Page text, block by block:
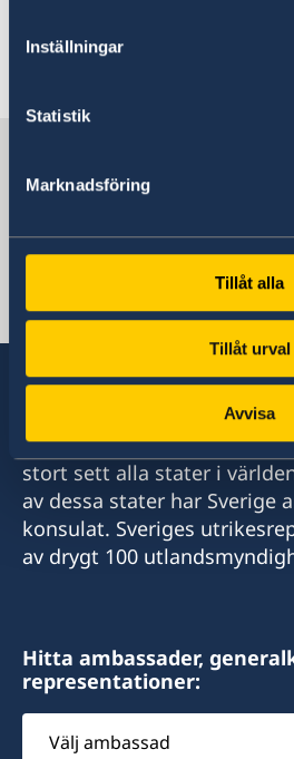
Inställningar
Statistik
Marknadsföring
Tillåt alla
Tillåt urval
Avvisa
Sveriges ambassad
Kenya, Nairobi
Sverige har diplomatiska
stort sett alla stater i
av dessa stater har Sverige
konsulat. Sveriges
av drygt 100
Hitta ambassader,
representationer:
Välj
ambassad